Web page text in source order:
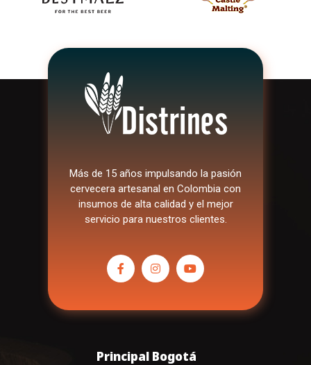
Más de 15 años impulsando la pasión
cervecera artesanal en Colombia con
insumos de alta calidad y el mejor
servicio para nuestros clientes.
Principal Bogotá